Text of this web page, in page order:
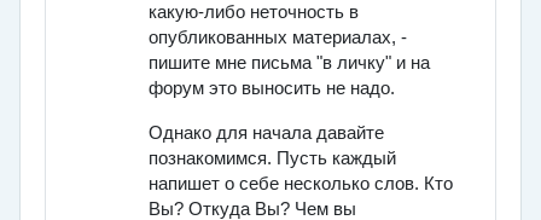
какую-либо неточность в
опубликованных материалах, -
пишите мне письма "в личку" и на
форум это выносить не надо.
Однако для начала давайте
познакомимся. Пусть каждый
напишет о себе несколько слов. Кто
Вы? Откуда Вы? Чем вы